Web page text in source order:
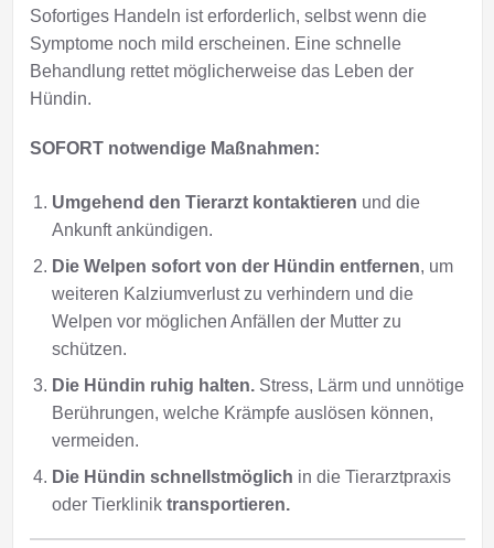
Sofortiges Handeln ist erforderlich, selbst wenn die
Symptome noch mild erscheinen. Eine schnelle
Behandlung rettet möglicherweise das Leben der
Hündin.
SOFORT notwendige Maßnahmen:
Umgehend den Tierarzt kontaktieren und die
Ankunft ankündigen.
Die Welpen sofort von der Hündin entfernen, um
weiteren Kalziumverlust zu verhindern und die
Welpen vor möglichen Anfällen der Mutter zu
schützen.
Die Hündin ruhig halten.Stress, Lärm und unnötige
Berührungen, welche Krämpfe auslösen können,
vermeiden.
Die Hündin schnellstmöglich in die Tierarztpraxis
oder Tierklinik transportieren.